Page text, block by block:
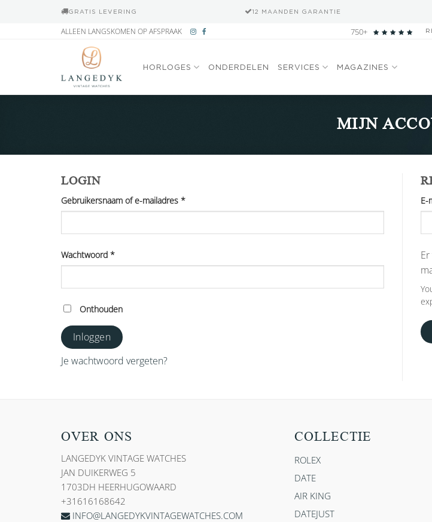
GRATIS LEVERING 12 MAANDEN GARANTIE
ALLEEN LANGSKOMEN OP AFSPRAAK 750+
HORLOGES ONDERDELEN SERVICES MAGAZINES
MIJN
LOGIN
Gebruikersnaam of e-mailadres *Vereist
Wachtwoord *Vereist
Onthouden
Inloggen
Je wachtwoord vergeten?
E-
OVER ONS
LANGEDYK VINTAGE WATCHES
JAN DUIKERWEG 5
1703DH HEERHUGOWAARD
+31616168642
INFO@LANGEDYKVINTAGEWATCHES.COM
COLLECTIE
ROLEX
DATE
AIR KING
DATEJUST